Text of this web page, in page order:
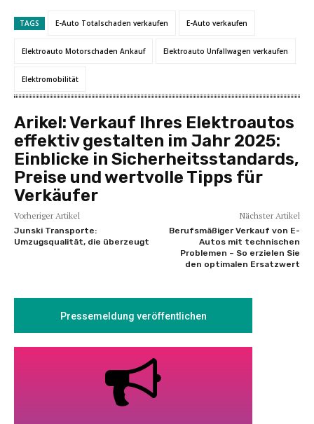
TAGS E-Auto Totalschaden verkaufen E-Auto verkaufen
Elektroauto Motorschaden Ankauf Elektroauto Unfallwagen verkaufen
Elektromobilität
Arikel:Verkauf Ihres Elektroautos
effektiv gestalten im Jahr 2025:
Einblicke in Sicherheitsstandards,
Preise und wertvolle Tipps für
Verkäufer
Vorheriger Artikel
Junski Transporte:
Umzugsqualität, die überzeugt
Nächster Artikel
Berufsmäßiger Verkauf von E-
Autos mit technischen
Problemen – So erzielen Sie
den optimalen Ersatzwert
Pressemeldung veröffentlichen